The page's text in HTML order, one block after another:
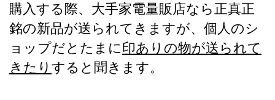
購入する際、大手家電量販店なら正真正
銘の新品が送られてきますが、個人のシ
ョップだとたまに印ありの物が送られて
きたり すると聞きます。